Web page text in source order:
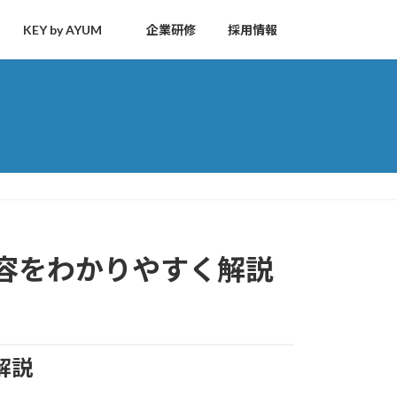
KEY by AYUM 企業研修 採用情報
をわかりやすく解説
説